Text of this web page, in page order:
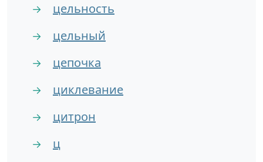
→ цельность
→ цельный
→ цепочка
→ циклевание
→ цитрон
→ ц